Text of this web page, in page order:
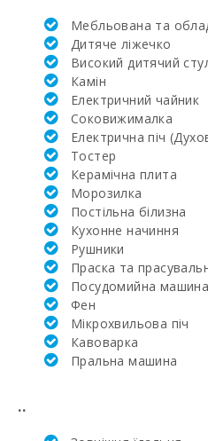
Кількість
спалень:
Жила площа
(м2):
Поле для
гольфу La
Reserva Rotana
Поле для
гольфа Санта-
Понсе (км):
Алканада Гольф
(Alcanada Golf)
Поле для
гольфа Vall d´Or
Golf (км):
(км):
Мебльована та
Дитяче ліжечко
Високий дитячий
Камін
Електричний чайник
Соковижималка
Електрична піч
Тостер
Керамічна плита
Mорозилка
Постільна білизна
Кухонне начиння
Рушники
Праска та
Посудомийна машина
Фен
Мікрохвильова піч
Кавоварка
Пральна машина
..